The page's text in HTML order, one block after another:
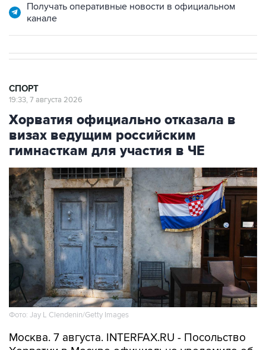
Получать оперативные новости в официальном
канале
СПОРТ
19:33, 7 августа 2026
Хорватия официально отказала в
визах ведущим российским
гимнасткам для участия в ЧЕ
Фото: Jay L Clendenin/Getty Images
Москва. 7 августа. INTERFAX.RU - Посольство